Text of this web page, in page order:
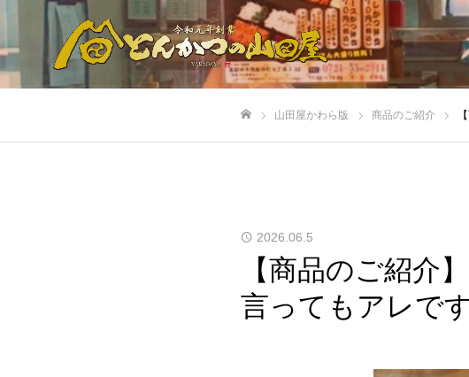
山田屋かわら版 商品のご紹介
2026.06.5
【商品のご紹介
言ってもアレで